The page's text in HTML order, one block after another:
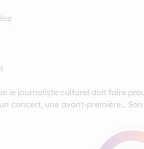
le journaliste culturel doit faire
concert, une avant-première…